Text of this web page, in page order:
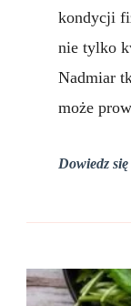
kondycji
nie tylko
Nadmiar
może
Dowiedz